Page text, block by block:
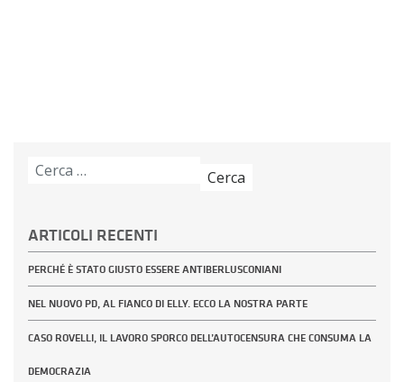
Ricerca
ARTICOLI RECENTI
PERCHÉ È STATO GIUSTO ESSERE ANTIBERLUSCONIANI
NEL NUOVO PD, AL FIANCO DI ELLY. ECCO LA NOSTRA PARTE
CASO ROVELLI, IL LAVORO SPORCO DELL’AUTOCENSURA CHE CONSUMA LA
DEMOCRAZIA